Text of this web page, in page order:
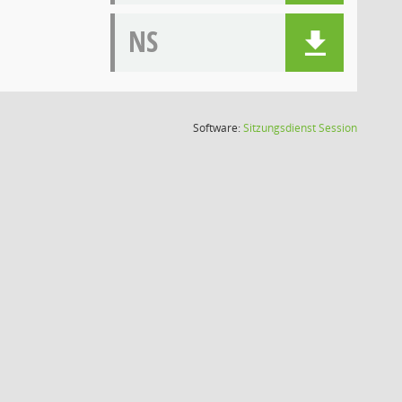
NS
Software:SitzungsdienstSession(Wird in